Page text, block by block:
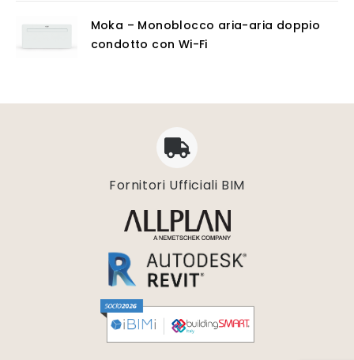
Moka – Monoblocco aria-aria doppio
condotto con Wi-Fi
Fornitori Ufficiali BIM